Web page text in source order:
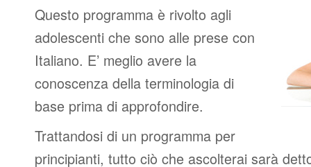
Questo programma è rivolto agli
adolescenti che sono alle prese con
Italiano. E’ meglio avere la
conoscenza della terminologia di
base prima di approfondire.
Trattandosi di un programma per
principianti, tutto ciò che ascolterai sarà